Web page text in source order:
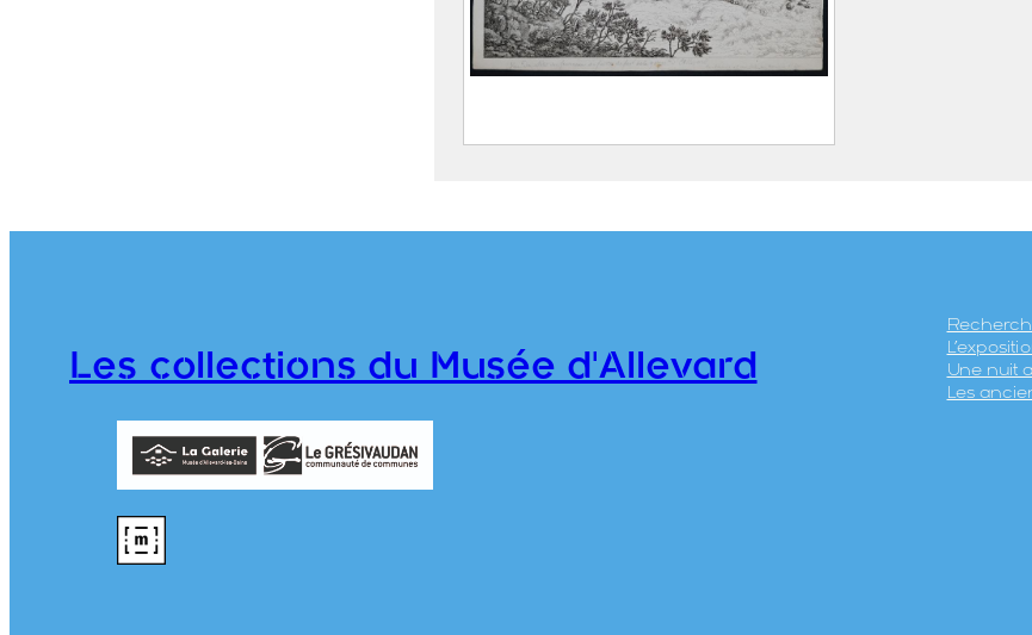
Vue du site du fourneau de
d’Allevard
DENIS, Jeanne Dite
Les collections du Musée d'Allevard
Une nuit
Les